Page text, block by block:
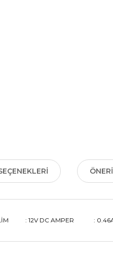
: 12V DC AMPER :